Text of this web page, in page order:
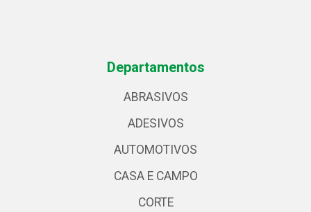
Departamentos
ABRASIVOS
ADESIVOS
AUTOMOTIVOS
CASA E CAMPO
CORTE